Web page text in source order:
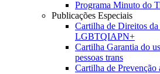
Programa Minuto do
Publicações Especiais
Cartilha de Direitos
LGBTQIAPN+
Cartilha Garantia do
pessoas trans
Cartilha de Prevenção